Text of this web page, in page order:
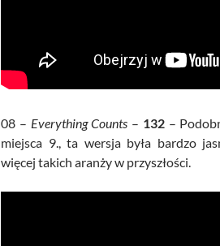
08 – Everything Counts – 132–
miejsca 9., ta wersja była bardzo
więcej takich aranży w przyszłości.